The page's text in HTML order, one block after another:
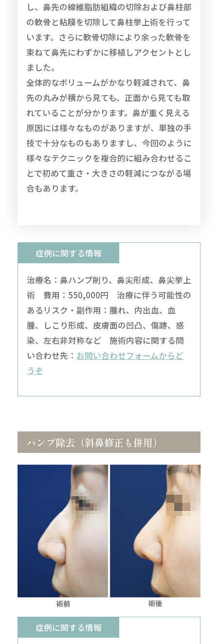
し、鼻先の線維脂肪組織の切除および鼻柱部
の軟骨と粘膜を切除して鼻柱挙上術を行って
います。さらに軟骨切除により余った軟骨を
束ねて鼻先にわずかに移植しアクセントとし
ました。
全体的なボリュームがかなり軽減されて、鼻
先の丸みが横から見ても、正面から見ても取
れていることが分かります。鼻が重く見える
原因には様々なものがありますが、単独の手
技で十分なものもありますし、今回のように
様々なテクニックを複合的に組み合わせるこ
とで初めて重さ・大きさの軽減につながる場
合もあります。
症例に関する情報
治療名：鼻ハンプ削り、鼻尖形成、鼻尖挙上
術 費用：550,000円 治療に伴う可能性の
あるリスク・副作用：腫れ、内出血、血
腫、しこり形成、皮膚面の凹凸、傷跡、感
染、左右非対称など 施術内容に関する問
い合わせ先： お問い合わせフォームからど
うぞ
ハンプ除去（斜鼻修正も併用）
症例に関する情報